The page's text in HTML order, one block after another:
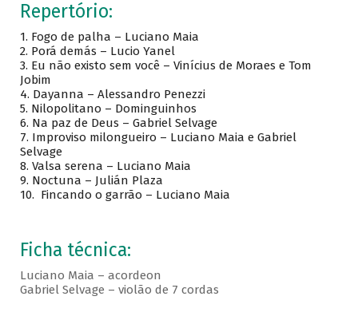
Repertório:
1. Fogo de palha – Luciano Maia
2. Porá demás – Lucio Yanel
3. Eu não existo sem você – Vinícius de Moraes e Tom
Jobim
4. Dayanna – Alessandro Penezzi
5. Nilopolitano – Dominguinhos
6. Na paz de Deus – Gabriel Selvage
7. Improviso milongueiro – Luciano Maia e Gabriel
Selvage
8. Valsa serena – Luciano Maia
9. Noctuna – Julián Plaza
10. Fincando o garrão – Luciano Maia
Ficha técnica:
Luciano Maia – acordeon
Gabriel Selvage – violão de 7 cordas